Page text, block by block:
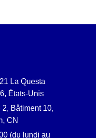
La Questa
États-Unis
2, Bâtiment 10,
CN
(du lundi au